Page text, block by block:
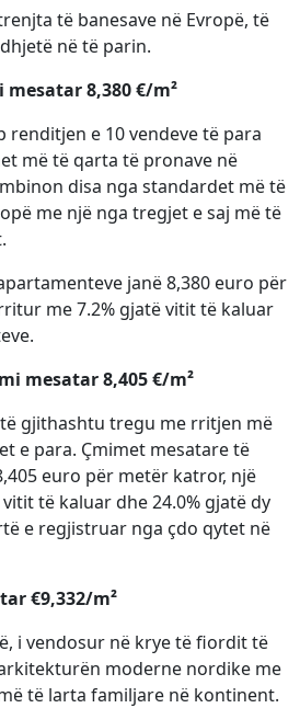
të banesave në Evropë, të
në të parin.
8,380 €/m²
renditjen e 10 vendeve të para
më të qarta të pronave në
disa nga standardet më të
me një nga tregjet e saj më të
janë 8,380 euro për
me 7.2% gjatë vitit të kaluar
mesatar 8,405 €/m²
gjithashtu tregu me rritjen më
e para. Çmimet mesatare të
euro për metër katror, një
të kaluar dhe 24.0% gjatë dy
e regjistruar nga çdo qytet në
€9,332/m²
i vendosur në krye të fiordit të
moderne nordike me
të larta familjare në kontinent.